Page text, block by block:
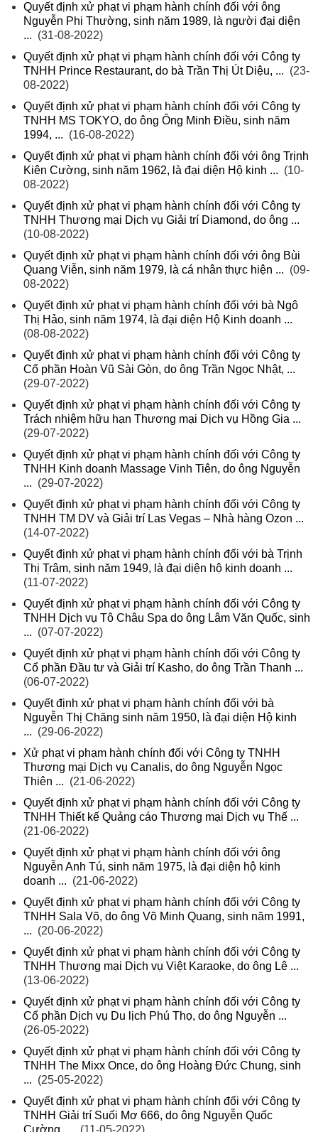
Quyết định xử phạt vi phạm hành chính đối với ông
Nguyễn Phi Thường, sinh năm 1989, là người đại diện
... (31-08-2022)
Quyết định xử phạt vi phạm hành chính đối với Công ty
TNHH Prince Restaurant, do bà Trần Thị Út Diệu, ... (23-
08-2022)
Quyết định xử phạt vi phạm hành chính đối với Công ty
TNHH MS TOKYO, do ông Ông Minh Điều, sinh năm
1994, ... (16-08-2022)
Quyết định xử phạt vi phạm hành chính đối với ông Trịnh
Kiên Cường, sinh năm 1962, là đại diện Hộ kinh ... (10-
08-2022)
Quyết định xử phạt vi phạm hành chính đối với Công ty
TNHH Thương mại Dịch vụ Giải trí Diamond, do ông ...
(10-08-2022)
Quyết định xử phạt vi phạm hành chính đối với ông Bùi
Quang Viễn, sinh năm 1979, là cá nhân thực hiện ... (09-
08-2022)
Quyết định xử phạt vi phạm hành chính đối với bà Ngô
Thị Hảo, sinh năm 1974, là đại diện Hộ Kinh doanh ...
(08-08-2022)
Quyết định xử phạt vi phạm hành chính đối với Công ty
Cổ phần Hoàn Vũ Sài Gòn, do ông Trần Ngọc Nhật, ...
(29-07-2022)
Quyết định xử phạt vi phạm hành chính đối với Công ty
Trách nhiệm hữu hạn Thương mại Dịch vụ Hồng Gia ...
(29-07-2022)
Quyết định xử phạt vi phạm hành chính đối với Công ty
TNHH Kinh doanh Massage Vinh Tiên, do ông Nguyễn
... (29-07-2022)
Quyết định xử phạt vi phạm hành chính đối với Công ty
TNHH TM DV và Giải trí Las Vegas – Nhà hàng Ozon ...
(14-07-2022)
Quyết định xử phạt vi phạm hành chính đối với bà Trịnh
Thị Trâm, sinh năm 1949, là đại diện hộ kinh doanh ...
(11-07-2022)
Quyết định xử phạt vi phạm hành chính đối với Công ty
TNHH Dịch vụ Tô Châu Spa do ông Lâm Văn Quốc, sinh
... (07-07-2022)
Quyết định xử phạt vi phạm hành chính đối với Công ty
Cổ phần Đầu tư và Giải trí Kasho, do ông Trần Thanh ...
(06-07-2022)
Quyết định xử phạt vi phạm hành chính đối với bà
Nguyễn Thị Chăng sinh năm 1950, là đại diện Hộ kinh
... (29-06-2022)
Xử phạt vi phạm hành chính đối với Công ty TNHH
Thương mại Dịch vụ Canalis, do ông Nguyễn Ngọc
Thiên ... (21-06-2022)
Quyết định xử phạt vi phạm hành chính đối với Công ty
TNHH Thiết kế Quảng cáo Thương mại Dịch vụ Thế ...
(21-06-2022)
Quyết định xử phạt vi phạm hành chính đối với ông
Nguyễn Anh Tú, sinh năm 1975, là đại diện hộ kinh
doanh ... (21-06-2022)
Quyết định xử phạt vi phạm hành chính đối với Công ty
TNHH Sala Võ, do ông Võ Minh Quang, sinh năm 1991,
... (20-06-2022)
Quyết định xử phạt vi phạm hành chính đối với Công ty
TNHH Thương mại Dịch vụ Việt Karaoke, do ông Lê ...
(13-06-2022)
Quyết định xử phạt vi phạm hành chính đối với Công ty
Cổ phần Dịch vụ Du lịch Phú Thọ, do ông Nguyễn ...
(26-05-2022)
Quyết định xử phạt vi phạm hành chính đối với Công ty
TNHH The Mixx Once, do ông Hoàng Đức Chung, sinh
... (25-05-2022)
Quyết định xử phạt vi phạm hành chính đối với Công ty
TNHH Giải trí Suối Mơ 666, do ông Nguyễn Quốc
Cường, ...
(11-05-2022)